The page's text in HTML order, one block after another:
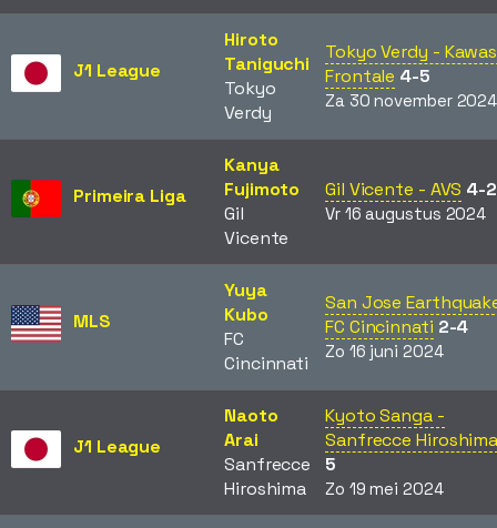
J1 League
Hiroto
Taniguchi
Tokyo
Verdy
Tokyo Verdy -
Frontale 4-5
Za 30 november 2024
Primeira Liga
Kanya
Fujimoto
Gil
Vicente
Gil Vicente - AVS 4-2
Vr 16 augustus 2024
MLS
Yuya
Kubo
FC
Cincinnati
San Jose
FC Cincinnati 2-4
Zo 16 juni 2024
J1 League
Naoto
Arai
Sanfrecce
Hiroshima
Kyoto Sanga -
Sanfrecce
5
Zo 19 mei 2024